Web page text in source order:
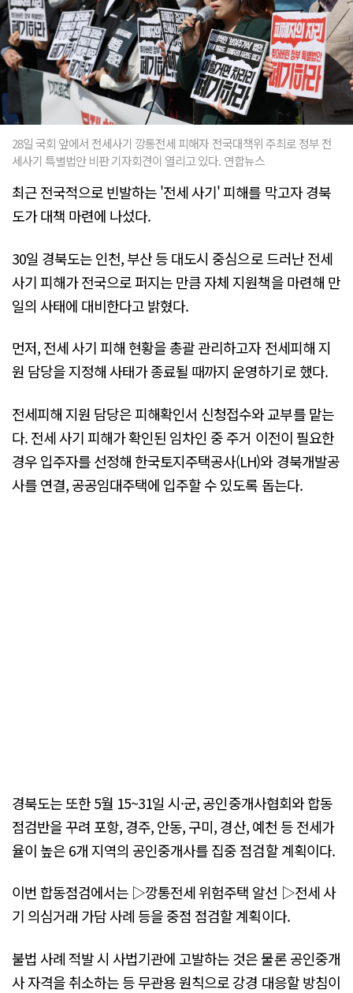
28일 국회 앞에서 전세사기 깡통전세 피해자 전국대책위 주최로 정부 전
세사기 특별법안 비판 기자회견이 열리고 있다. 연합뉴스
최근 전국적으로 빈발하는 '전세 사기' 피해를 막고자 경북
도가 대책 마련에 나섰다.
30일 경북도는 인천, 부산 등 대도시 중심으로 드러난 전세
사기 피해가 전국으로 퍼지는 만큼 자체 지원책을 마련해 만
일의 사태에 대비한다고 밝혔다.
먼저, 전세 사기 피해 현황을 총괄 관리하고자 전세피해 지
원 담당을 지정해 사태가 종료될 때까지 운영하기로 했다.
전세피해 지원 담당은 피해확인서 신청접수와 교부를 맡는
다. 전세 사기 피해가 확인된 임차인 중 주거 이전이 필요한
경우 입주자를 선정해 한국토지주택공사(LH)와 경북개발공
사를 연결, 공공임대주택에 입주할 수 있도록 돕는다.
경북도는 또한 5월 15~31일 시·군, 공인중개사협회와 합동
점검반을 꾸려 포항, 경주, 안동, 구미, 경산, 예천 등 전세가
율이 높은 6개 지역의 공인중개사를 집중 점검할 계획이다.
이번 합동점검에서는 ▷깡통전세 위험주택 알선 ▷전세 사
기 의심거래 가담 사례 등을 중점 점검할 계획이다.
불법 사례 적발 시 사법기관에 고발하는 것은 물론 공인중개
사 자격을 취소하는 등 무관용 원칙으로 강경 대응할 방침이